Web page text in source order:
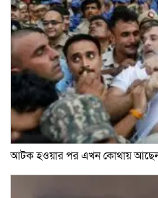
আটক হওয়ার পর এখন কোথায় আছেন